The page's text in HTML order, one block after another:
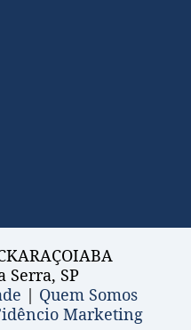
Serra, SP
| Quem Somos
Marketing